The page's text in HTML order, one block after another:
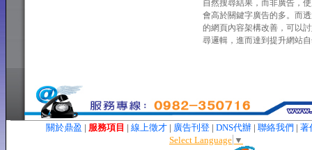
自然搜尋結果，而非廣告，
會高於關鍵字廣告的多。而
的網頁內容架構改善，可以
尋邏輯，進而達到提升網站
關於鼎盈 | 服務項目 | 線上徵才| 廣告刊登| DNS代辦| 聯絡我們 |
Select Language ▼